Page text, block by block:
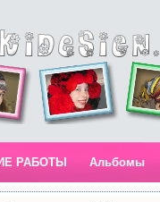
РАБОТЫ Альбомы